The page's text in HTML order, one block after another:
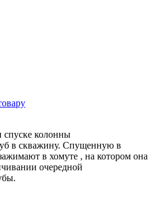
колонны
в скважину. Спущенную в
в хомуте , на котором она
очередной